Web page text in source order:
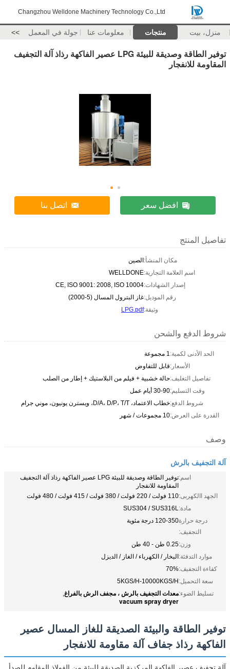
Changzhou Welldone Machinery Technology Co.,Ltd
منزل، بيت منتجات معلومات عنا جولة في المعمل >>
توفير الطاقة وصديقة للبيئة LPG عصير الفاكهة رذاذ آلة التجفيف
المقاومة للانفجار
افضل سعر اتصل بنا
تفاصيل المنتج
مكان المنشأ:الصين
اسم العلامة التجارية:WELLDONE
إصدار الشهادات:CE, ISO 9001: 2008, ISO 10004
رقم الموديل:غاز البترول المسال (5-2000)
وثيقة:LPG.pdf
شروط الدفع والشحن
الحد الأدنى لكمية:1 مجموعة
الأسعار:قابل للتفاوض
تفاصيل التغليف:حالة خشبية + فيلم من البلاستيك + إطار من الصلب
وقت التسليم:30-90 أيام عمل
شروط الدفع:خطاب الاعتماد، D/A، D/P، T/T، ويسترن يونيون، موني جرام
القدرة على العرض:10 مجموعات / شهر
وصف
آلة التجفيف بالرش
اسم:
توفير الطاقة وصديقة للبيئة LPG عصير الفاكهة رذاذ آلة التجفيف
المقاومة للانفجار
الجهد االكهربى:110 فولت / 220 فولت / 380 فولت / 415 فولت / 480 فولت
مادة:SUS304 / SUS316L
درجة حرارة
التجفيف:
120-350 درجة مئوية
وزن:0.25 طن - 40 طن
موارد التدفئة:البخار / الكهرباء / الغاز / الديزل
كفاءة التجفيف:70%
سعة التحميل:5KGS/H-10000KGS/H
تسليط الضوء:معدات التجفيف بالرش ، مجفف الرش بالفراغ,
vacuum spray dryer
توفير الطاقة والبيئة الصديقة للغاز المسال عصير
الفاكهة رذاذ جفاف آلة مقاومة للانفجار